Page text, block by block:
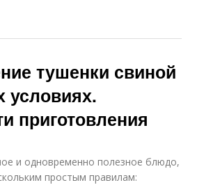
тушенки свиной
приготовления
и одновременно полезное блюдо,
простым правилам: